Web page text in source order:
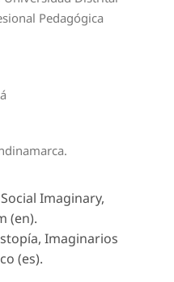
Pedagógica
Imaginary,
(en).
Imaginarios
(es).